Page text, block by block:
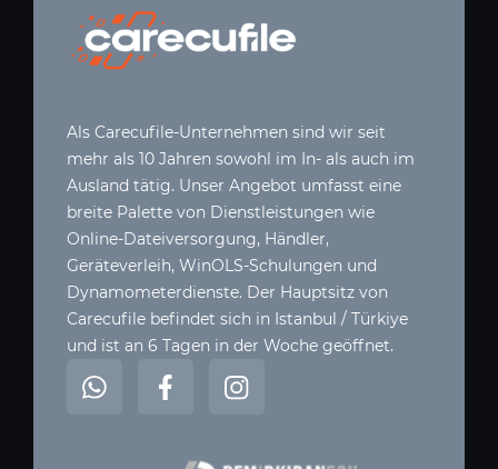
Als Carecufile-Unternehmen sind wir seit
mehr als 10 Jahren sowohl im In- als auch im
Ausland tätig. Unser Angebot umfasst eine
breite Palette von Dienstleistungen wie
Online-Dateiversorgung, Händler,
Geräteverleih, WinOLS-Schulungen und
Dynamometerdienste. Der Hauptsitz von
Carecufile befindet sich in Istanbul / Türkiye
und ist an 6 Tagen in der Woche geöffnet.